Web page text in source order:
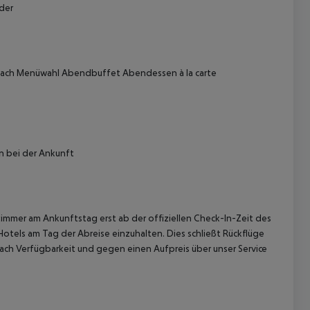
Menüwahl Abendbuffet Abendessen à la carte
bei der Ankunft
am Ankunftstag erst ab der offiziellen Check-In-Zeit des
am Tag der Abreise einzuhalten. Dies schließt Rückflüge
Verfügbarkeit und gegen einen Aufpreis über unser Service